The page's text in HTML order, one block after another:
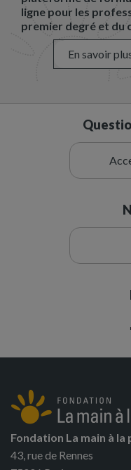
ligne pour les
premier degré et du
En savoir
Fondation La main à la
43, rue de Rennes